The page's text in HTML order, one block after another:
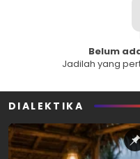
Belum
Jadilah yang
DIALEKTIKA